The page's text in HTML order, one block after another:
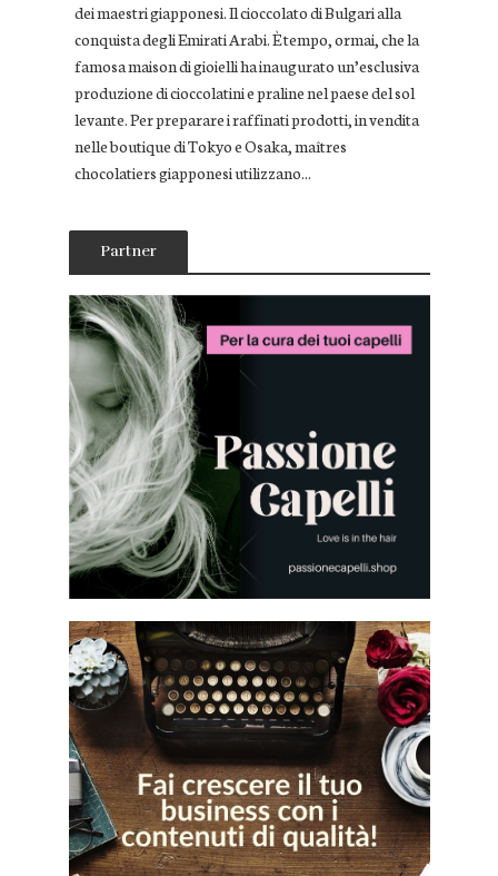
dei maestri giapponesi. Il cioccolato di Bulgari alla
conquista degli Emirati Arabi. È tempo, ormai, che la
famosa maison di gioielli ha inaugurato un’esclusiva
produzione di cioccolatini e praline nel paese del sol
levante. Per preparare i raffinati prodotti, in vendita
nelle boutique di Tokyo e Osaka, maîtres
chocolatiers giapponesi utilizzano...
Partner